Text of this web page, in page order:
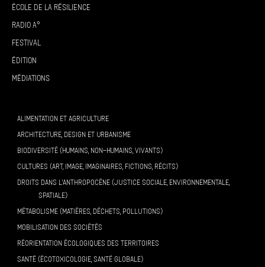
École de la résilience
Radio A°
Festival
Édition
Médiations
ALIMENTATION ET AGRICULTURE
ARCHITECTURE, DESIGN ET URBANISME
BIODIVERSITÉ (HUMAINS, NON-HUMAINS, VIVANTS)
CULTURES (ART, IMAGE, IMAGINAIRES, FICTIONS, RÉCITS)
DROITS DANS L’ANTHROPOCÈNE (JUSTICE SOCIALE, ENVIRONNEMENTALE,
SPATIALE)
MÉTABOLISME (MATIÈRES, DÉCHETS, POLLUTIONS)
MOBILISATION DES SOCIÉTÉS
RÉORIENTATION ÉCOLOGIQUES DES TERRITOIRES
SANTÉ (ÉCOTOXICOLOGIE, SANTÉ GLOBALE)